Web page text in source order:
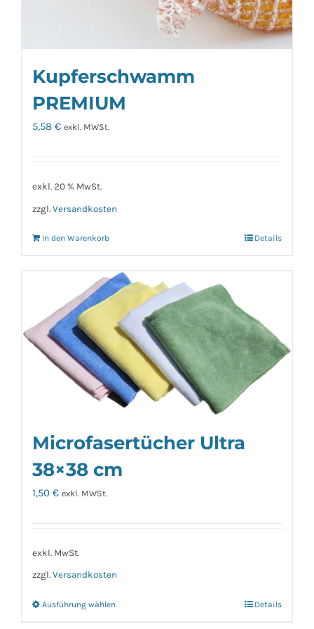
Kupferschwamm
PREMIUM
5,58 € exkl. MWSt.
exkl. 20 % MwSt.
zzgl. Versandkosten
In den Warenkorb Details
Microfasertücher Ultra
38×38 cm
1,50 € exkl. MWSt.
exkl. MwSt.
zzgl. Versandkosten
Ausführung wählenDieses
Details